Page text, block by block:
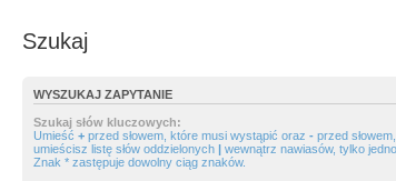
Szukaj
WYSZUKAJ ZAPYTANIE
Szukaj słów kluczowych:
Umieść + przed słowem, które musi wystąpić oraz - przed
umieścisz listę słów oddzielonych | wewnątrz nawiasów, tylko
Znak * zastępuje dowolny ciąg znaków.